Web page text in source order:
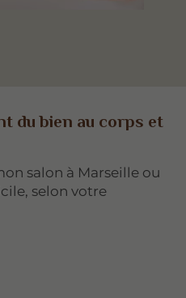
du bien au corps et
salon à Marseille ou
selon votre